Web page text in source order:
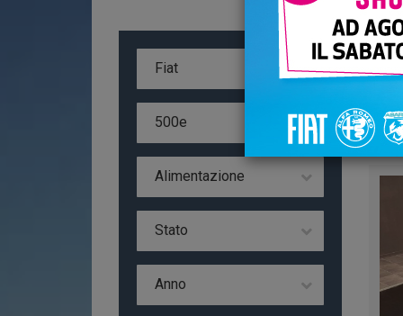
Fiat
500e
Alimentazione
Stato
Anno